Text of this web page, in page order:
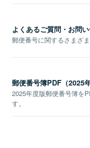
よくあるご質問・お問
郵便番号に関するさまざ
郵便番号簿PDF（2025
2025年度版郵便番号簿を
す。